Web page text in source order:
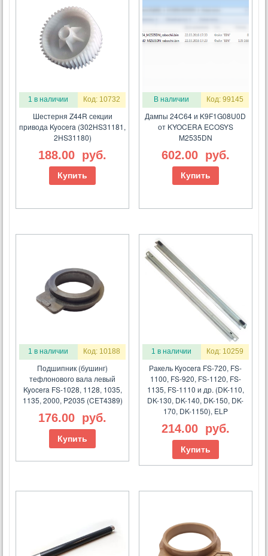
1 в наличии Код: 10732
Шестерня Z44R секции
привода Kyocera (302HS31181,
2HS31180)
188.00 руб.
Купить
В наличии Код: 99145
Дампы 24C64 и K9F1G08U0D
от KYOCERA ECOSYS
M2535DN
602.00 руб.
Купить
1 в наличии Код: 10188
Подшипник (бушинг)
тефлонового вала левый
Kyocera FS-1028, 1128, 1035,
1135, 2000, P2035 (CET4389)
176.00 руб.
Купить
1 в наличии Код: 10259
Ракель Kyocera FS-720, FS-
1100, FS-920, FS-1120, FS-
1135, FS-1110 и др. (DK-110,
DK-130, DK-140, DK-150, DK-
170, DK-1150), ELP
214.00 руб.
Купить